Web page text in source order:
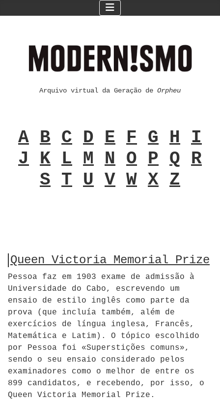
Arquivo virtual da Geração de Orpheu
A B C D E F G H
I
J
K L M N O P Q
R
S T U V W X Z
Queen Victoria Memorial Prize
Pessoa faz em 1903 exame de admissão à
Universidade do Cabo, escrevendo um
ensaio de estilo inglês como parte da
prova (que incluía também, além de
exercícios de língua inglesa, Francês,
Matemática e Latim). O tópico escolhido
por Pessoa foi «Superstições comuns»,
sendo o seu ensaio considerado pelos
examinadores como o melhor de entre os
899 candidatos, e recebendo, por isso, o
Queen Victoria Memorial Prize.